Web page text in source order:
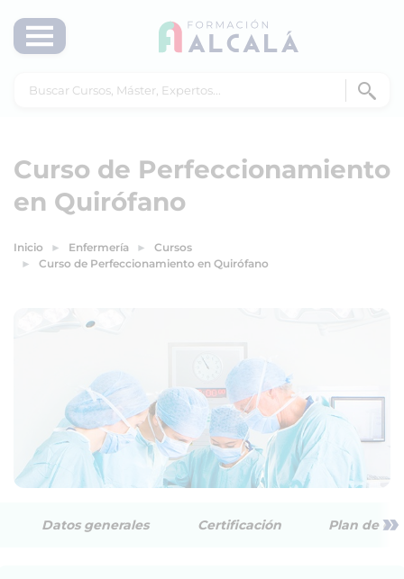
Curso de Perfeccionamiento
en Quirófano
Inicio Enfermería
Cursos
Curso de Perfeccionamiento en Quirófano
Datos generales Certificación Plan de »